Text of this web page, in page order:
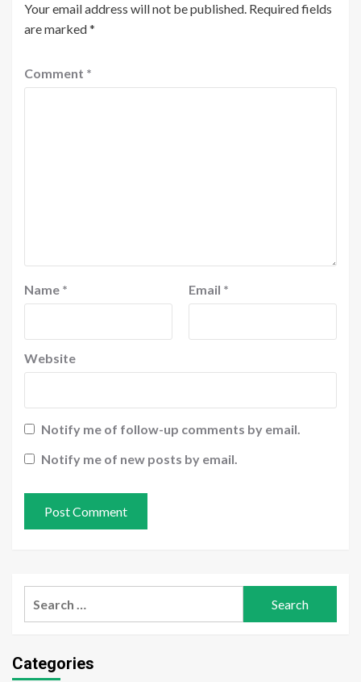
Your email address will not be published. Required fields
are marked*
Comment *
Name * Email *
Website
Notify me of follow-up comments by email.
Notify me of new posts by email.
Categories